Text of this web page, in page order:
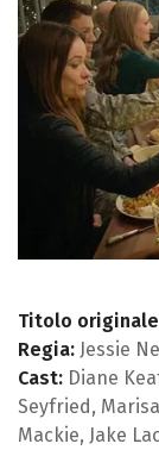
Titolo
Regia: Jessie
Cast: Diane
Seyfried,
Mackie, Jake